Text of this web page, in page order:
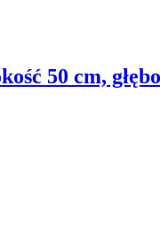
50 cm,